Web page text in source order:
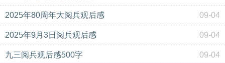
2025年80周年大阅兵观后感 09-04
2025年9月3日阅兵观后感 09-04
九三阅兵观后感500字 09-04